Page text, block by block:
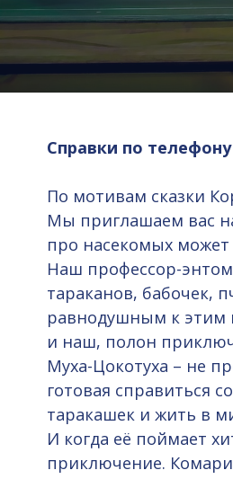
Справки по
По мотивам сказки
Мы приглашаем вас
про насекомых
Наш профессор-
тараканов, бабочек,
равнодушным к этим
и наш, полон
Муха-Цокотуха – не
готовая справиться
таракашек и жить в
И когда её поймает
приключение.